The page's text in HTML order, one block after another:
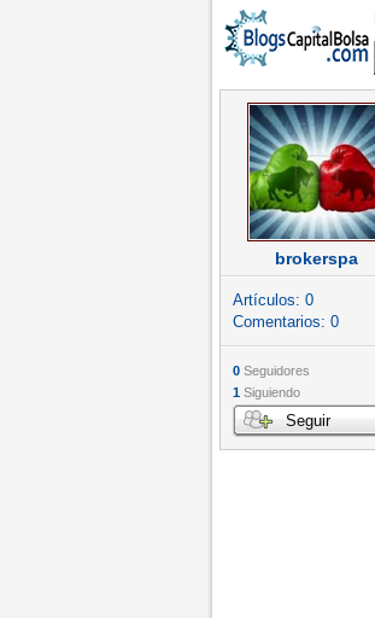
brokerspa
Artículos: 0
Comentarios: 0
0 Seguidores
1 Siguiendo
Seguir